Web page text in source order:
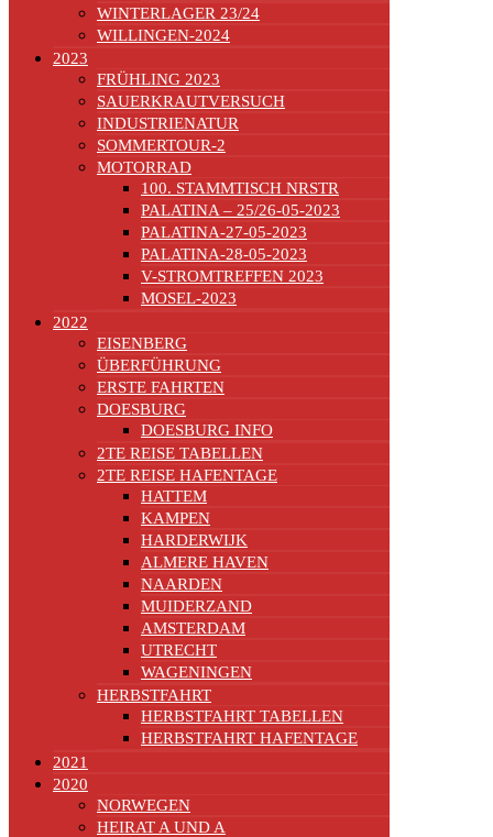
WINTERLAGER 23/24
WILLINGEN-2024
2023
FRÜHLING 2023
SAUERKRAUTVERSUCH
INDUSTRIENATUR
SOMMERTOUR-2
MOTORRAD
100. STAMMTISCH NRSTR
PALATINA – 25/26-05-2023
PALATINA-27-05-2023
PALATINA-28-05-2023
V-STROMTREFFEN 2023
MOSEL-2023
2022
EISENBERG
ÜBERFÜHRUNG
ERSTE FAHRTEN
DOESBURG
DOESBURG INFO
2TE REISE TABELLEN
2TE REISE HAFENTAGE
HATTEM
KAMPEN
HARDERWIJK
ALMERE HAVEN
NAARDEN
MUIDERZAND
AMSTERDAM
UTRECHT
WAGENINGEN
HERBSTFAHRT
HERBSTFAHRT TABELLEN
HERBSTFAHRT HAFENTAGE
2021
2020
NORWEGEN
HEIRAT A UND A